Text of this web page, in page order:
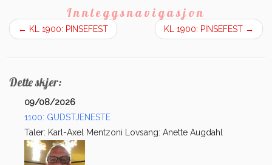
Innleggsnavigasjon
← KL 1900: PINSEFEST KL 1900: PINSEFEST →
Dette skjer:
09/08/2026
1100: GUDSTJENESTE
Taler: Karl-Axel Mentzoni Lovsang: Anette Augdahl